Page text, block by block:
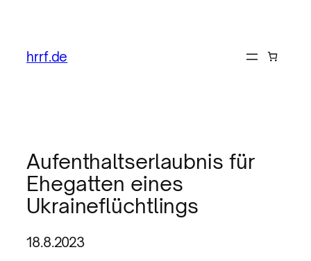
hrrf.de
Aufenthaltserlaubnis für
Ehegatten eines
Ukraineflüchtlings
18.8.2023